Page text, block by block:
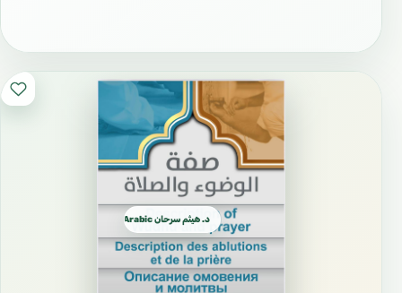
د. هيثم سرحان Arabic العربية